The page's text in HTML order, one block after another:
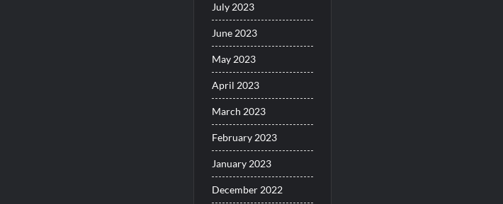
July 2023
June 2023
May 2023
April 2023
March 2023
February 2023
January 2023
December 2022